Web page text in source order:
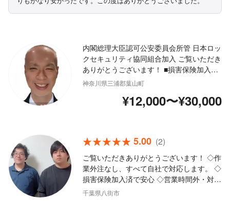
内閣総理大臣認可公安委員会所管 日本ロッ
クセキュリティ協同組合加入 ご覧いただき
ありがとうございます！ ■損害保険加入済
で万が一の際にも安心です。 ■業界30年！
対応地域外でもご要望お聞きします！ ■年
神奈川県三浦郡葉山町
¥12,000〜¥30,000
5.00 (2)
ご覧いただきありがとうございます！ ◇作
業外注なし、すべて自社で対応します。 ◇
損害保険加入済で安心 ◇営業時間外・対応
地域外でもご要望お聞きします！ ◇駐車代
千葉県八街市